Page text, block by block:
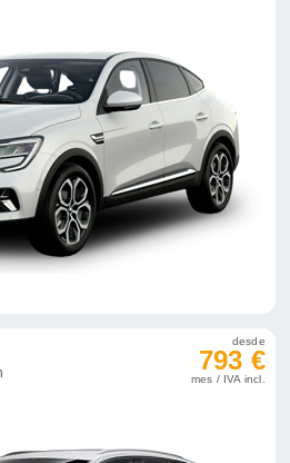
desde
793 €
mes / IVA incl.